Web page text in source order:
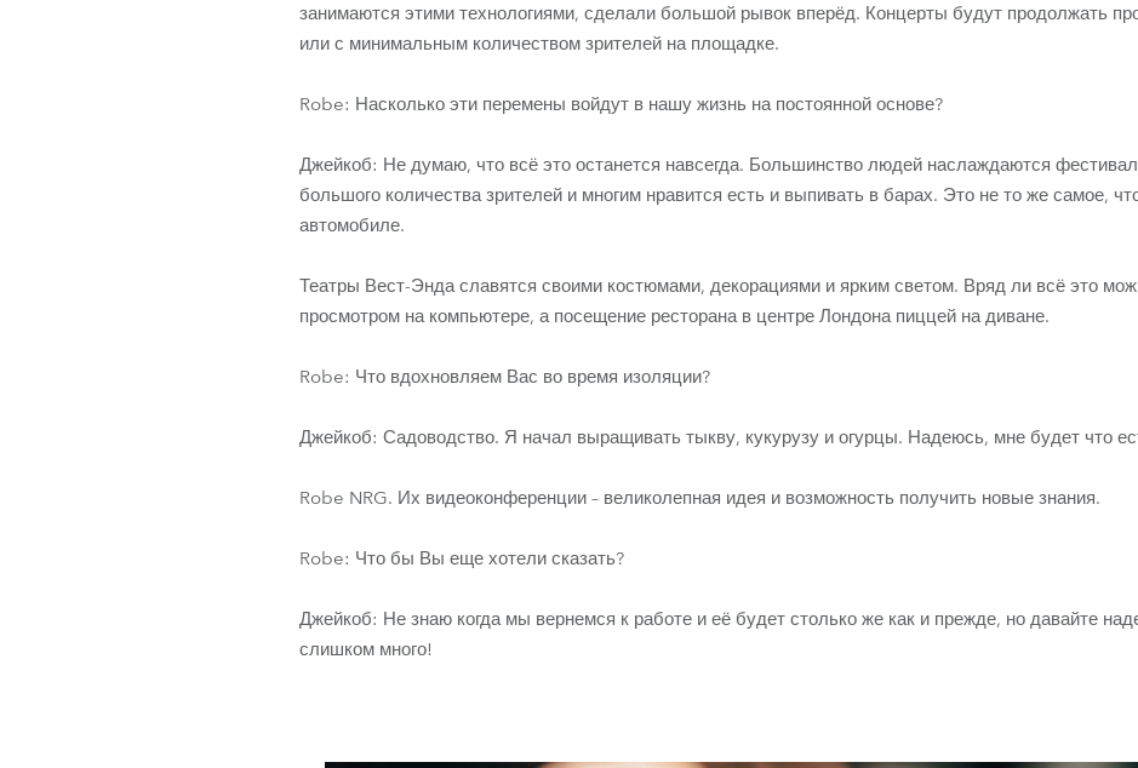
занимаются этими технологиями, сделали большой рывок вперёд. Концерты будут продолжать
или с минимальным количеством зрителей на площадке.
Robe: Насколько эти перемены войдут в нашу жизнь на постоянной основе?
Джейкоб: Не думаю, что всё это останется навсегда. Большинство людей наслаждаются
большого количества зрителей и многим нравится есть и выпивать в барах. Это не то же самое,
автомобиле.
Театры Вест-Энда славятся своими костюмами, декорациями и ярким светом. Вряд ли всё это
просмотром на компьютере, а посещение ресторана в центре Лондона пиццей на диване.
Robe: Что вдохновляем Вас во время изоляции?
Джейкоб: Садоводство. Я начал выращивать тыкву, кукурузу и огурцы. Надеюсь, мне будет что
Robe NRG. Их видеоконференции – великолепная идея и возможность получить новые знания.
Robe: Что бы Вы еще хотели сказать?
Джейкоб: Не знаю когда мы вернемся к работе и её будет столько же как и прежде, но давайте
слишком много!